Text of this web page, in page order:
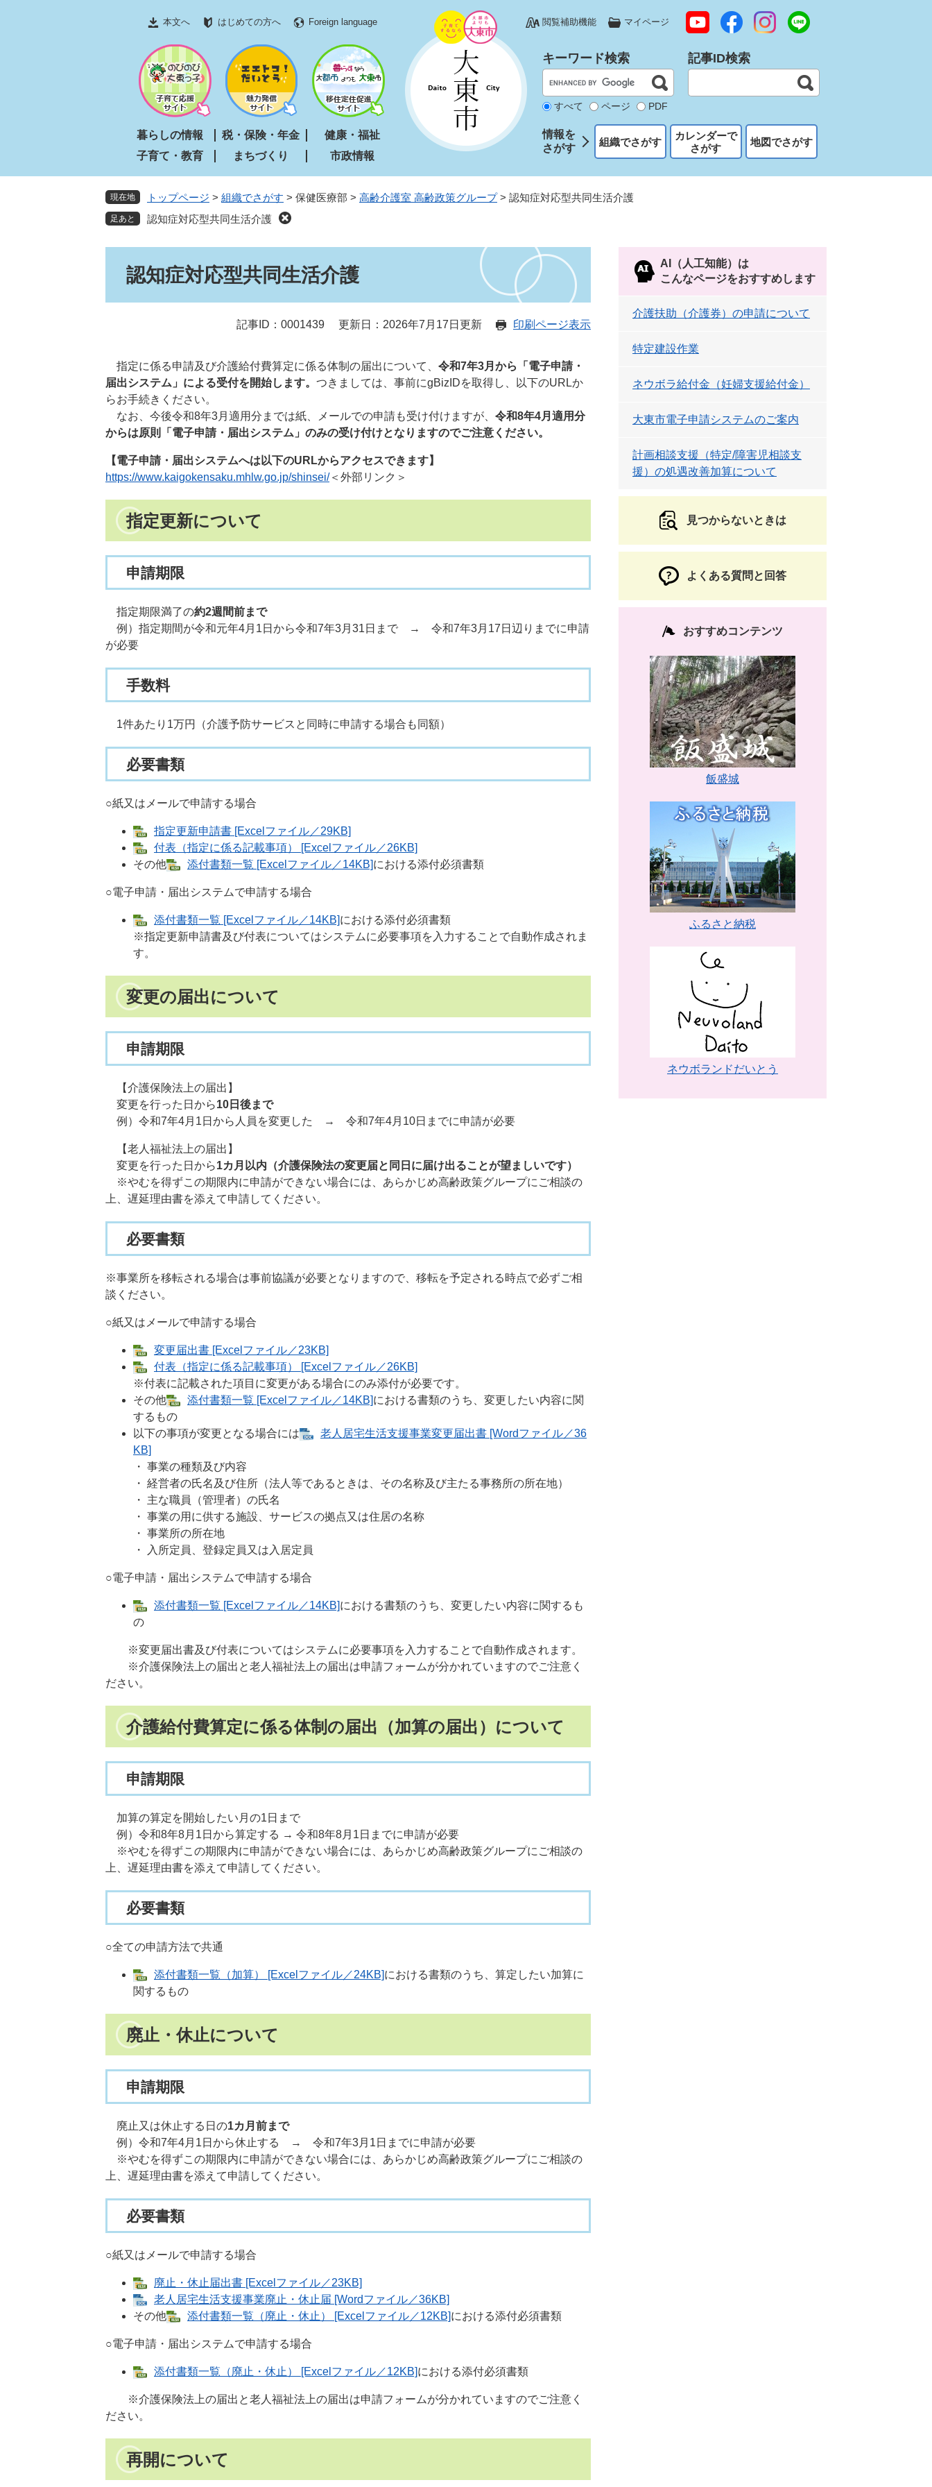
文
本文へ はじめての方へ Foreign language 閲覧補助機能 マイページ
暮らしの情報 税・保険・年金
健康・福祉
子育て・教育
まちづくり 市政情報
キーワード検索
すべて ページ PDF
記事ID検索
情報を
さがす
組織でさがす
カレンダーで
さがす
地図でさがす
現在地 トップページ > 組織でさがす > 保健医療部 > 高齢介護室 高齢政策グループ > 認知症対応型共同生活介護
認知症対応型共同生活介護
認知症対応型共同生活介護
記事ID：0001439 更新日：2026年7月17日更新 印刷ページ表示
指定に係る申請及び介護給付費算定に係る体制の届出について、 令和7年3月から「電子申請・
届出システム」による受付を開始します。 つきましては、事前にgBizIDを取得し、以下のURLか
らお手続きください。
なお、今後令和8年3月適用分までは紙、メールでの申請も受け付けますが、 令和8年4月適用分
からは原則「電子申請・届出システム」のみの受け付けとなりますのでご注意ください。
【電子申請・届出システムへは以下のURLからアクセスできます】
https://www.kaigokensaku.mhlw.go.jp/shinsei/＜外部リンク＞
指定更新について
申請期限
指定期限満了の約2週間前まで
例）指定期間が令和元年4月1日から令和7年3月31日まで → 令和7年3月17日辺りまでに申請
が必要
手数料
1件あたり1万円（介護予防サービスと同時に申請する場合も同額）
必要書類
○紙又はメールで申請する場合
指定更新申請書 [Excelファイル／29KB]
付表（指定に係る記載事項） [Excelファイル／26KB]
その他
添付書類一覧 [Excelファイル／14KB]における添付必須書類
○電子申請・届出システムで申請する場合
添付書類一覧 [Excelファイル／14KB]における添付必須書類
※指定更新申請書及び付表についてはシステムに必要事項を入力することで自動作成されま
す。
変更の届出について
申請期限
【介護保険法上の届出】
変更を行った日から10日後まで
例）令和7年4月1日から人員を変更した → 令和7年4月10日までに申請が必要
【老人福祉法上の届出】
変更を行った日から1カ月以内（介護保険法の変更届と同日に届け出ることが望ましいです）
​ ※やむを得ずこの期限内に申請ができない場合には、あらかじめ高齢政策グループにご相談の
上、遅延理由書を添えて申請してください。
必要書類
※事業所を移転される場合は事前協議が必要となりますので、移転を予定される時点で必ずご相
談ください。
○紙又はメールで申請する場合
変更届出書 [Excelファイル／23KB]
付表（指定に係る記載事項） [Excelファイル／26KB]
※付表に記載された項目に変更がある場合にのみ添付が必要です。
その他
添付書類一覧 [Excelファイル／14KB]における書類のうち、変更したい内容に関
するもの
以下の事項が変更となる場合には
老人居宅生活支援事業変更届出書 [Wordファイル／36
KB]
・ 事業の種類及び内容
・ 経営者の氏名及び住所（法人等であるときは、その名称及び主たる事務所の所在地）
​・ 主な職員（管理者）の氏名
・ 事業の用に供する施設、サービスの拠点又は住居の名称
​・ 事業所の所在地
​・ 入所定員、登録定員又は入居定員
○電子申請・届出システムで申請する場合
添付書類一覧 [Excelファイル／14KB]における書類のうち、変更したい内容に関するも
の
※変更届出書及び付表についてはシステムに必要事項を入力することで自動作成されます。​
※介護保険法上の届出と老人福祉法上の届出は申請フォームが分かれていますのでご注意く
ださい。
介護給付費算定に係る体制の届出（加算の届出）について
申請期限
加算の算定を開始したい月の1日まで
例）令和8年8月1日から算定する → 令和8年8月1日までに申請が必要
​ ※やむを得ずこの期限内に申請ができない場合には、あらかじめ高齢政策グループにご相談の
上、遅延理由書を添えて申請してください。
必要書類
○全ての申請方法で共通
添付書類一覧（加算） [Excelファイル／24KB]における書類のうち、算定したい加算に
関するもの​
廃止・休止について
申請期限
廃止又は休止する日の1カ月前まで
例）令和7年4月1日から休止する → 令和7年3月1日までに申請が必要
※やむを得ずこの期限内に申請ができない場合には、あらかじめ高齢政策グループにご相談の
上、遅延理由書を添えて申請してください。
必要書類
○紙又はメールで申請する場合
廃止・休止届出書 [Excelファイル／23KB]
老人居宅生活支援事業廃止・休止届 [Wordファイル／36KB]
その他
添付書類一覧（廃止・休止） [Excelファイル／12KB]における添付必須書類
○電子申請・届出システムで申請する場合
添付書類一覧（廃止・休止） [Excelファイル／12KB]における添付必須書類
※介護保険法上の届出と老人福祉法上の届出は申請フォームが分かれていますのでご注意く
ださい。
再開について
AI（人工知能）は
こんなページをおすすめします
介護扶助（介護券）の申請について
特定建設作業
ネウボラ給付金（妊婦支援給付金）
大東市電子申請システムのご案内
計画相談支援（特定/障害児相談支
援）の処遇改善加算について
見つからないときは
よくある質問と回答
おすすめコンテンツ
飯盛城
ふるさと納税
ネウボランドだいとう